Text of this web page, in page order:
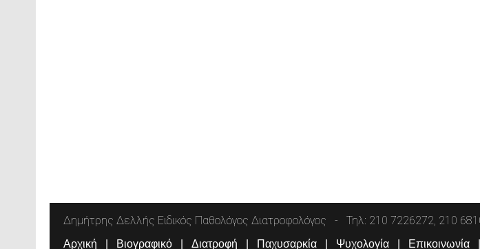
Δημήτρης Δελλής Ειδικός Παθολόγος Διατροφολόγος Τηλ: 210 7226272, 210
Αρχική Βιογραφικό Διατροφή Παχυσαρκία Ψυχολογία Επικοινωνία